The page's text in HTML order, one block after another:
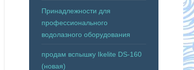
Принадлежности для
профессионального
водолазного оборудования
продам вспышку Ikelite DS-160
(новая)